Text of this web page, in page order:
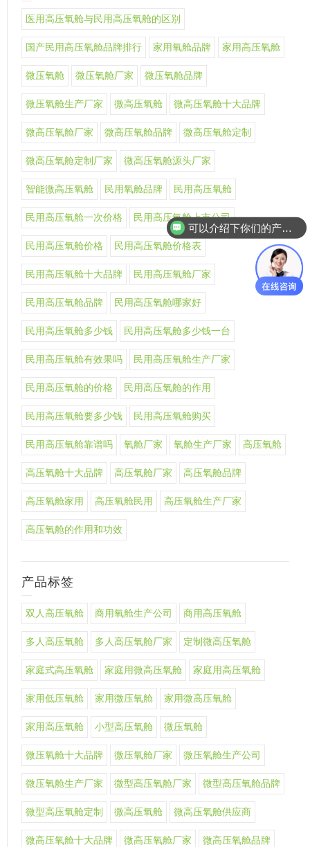
医用高压氧舱与民用高压氧舱的区别
国产民用高压氧舱品牌排行 家用氧舱品牌 家用高压氧舱
微压氧舱 微压氧舱厂家 微压氧舱品牌
微压氧舱生产厂家 微高压氧舱 微高压氧舱十大品牌
微高压氧舱厂家 微高压氧舱品牌 微高压氧舱定制
微高压氧舱定制厂家 微高压氧舱源头厂家
智能微高压氧舱 民用氧舱品牌 民用高压氧舱
民用高压氧舱一次价格 民用高压氧舱上市公司
民用高压氧舱价格 民用高压氧舱价格表
民用高压氧舱十大品牌 民用高压氧舱厂家
民用高压氧舱品牌 民用高压氧舱哪家好
民用高压氧舱多少钱 民用高压氧舱多少钱一台
民用高压氧舱有效果吗 民用高压氧舱生产厂家
民用高压氧舱的价格 民用高压氧舱的作用
民用高压氧舱要多少钱 民用高压氧舱购买
民用高压氧舱靠谱吗 氧舱厂家 氧舱生产厂家 高压氧舱
高压氧舱十大品牌 高压氧舱厂家 高压氧舱品牌
高压氧舱家用 高压氧舱民用 高压氧舱生产厂家
高压氧舱的作用和功效
产品标签
双人高压氧舱 商用氧舱生产公司 商用高压氧舱
多人高压氧舱 多人高压氧舱厂家 定制微高压氧舱
家庭式高压氧舱 家庭用微高压氧舱 家庭用高压氧舱
家用低压氧舱 家用微压氧舱 家用微高压氧舱
家用高压氧舱 小型高压氧舱 微压氧舱
微压氧舱十大品牌 微压氧舱厂家 微压氧舱生产公司
微压氧舱生产厂家 微型高压氧舱厂家 微型高压氧舱品牌
微型高压氧舱定制 微高压氧舱 微高压氧舱供应商
微高压氧舱十大品牌 微高压氧舱厂家 微高压氧舱品牌
可以介绍下你们的产品么